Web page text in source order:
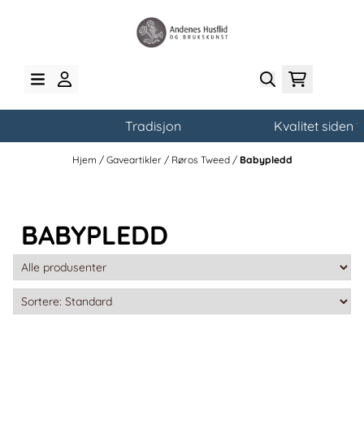
Tradisjon Kvalitet siden
Hjem / Gaveartikler / Røros Tweed / Babypledd
BABYPLEDD